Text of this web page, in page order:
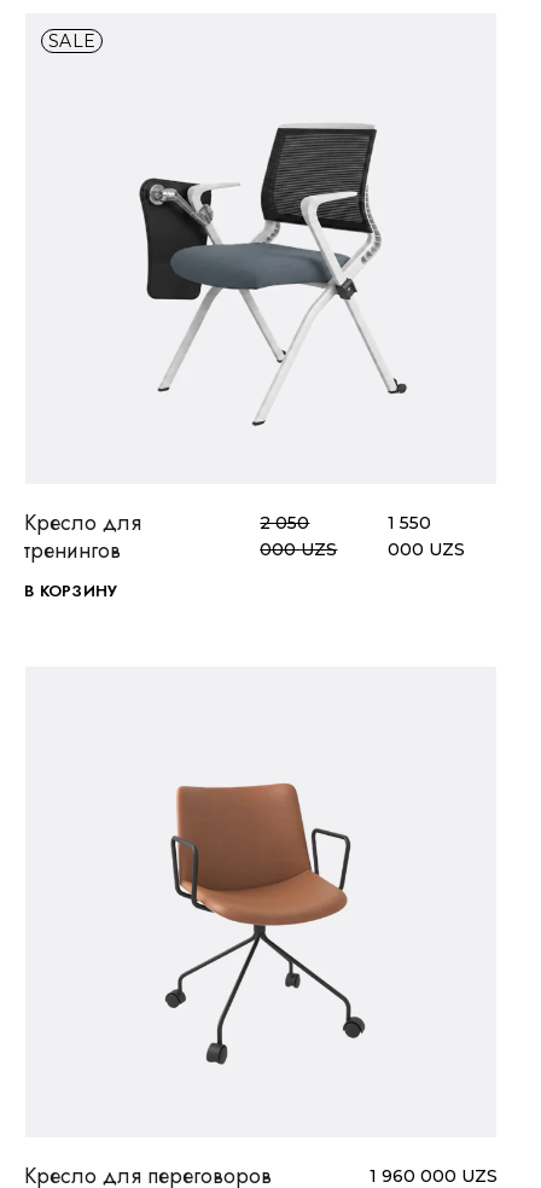
SALE
Кресло для
тренингов
2 050
000UZS
1 550
000 UZS
В КОРЗИНУ
Кресло для переговоров 1 960 000 UZS